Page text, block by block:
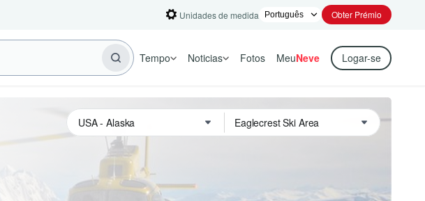
Unidades de medida Obter Prémio
Tempo Noticias Fotos MeuNeve Logar-se